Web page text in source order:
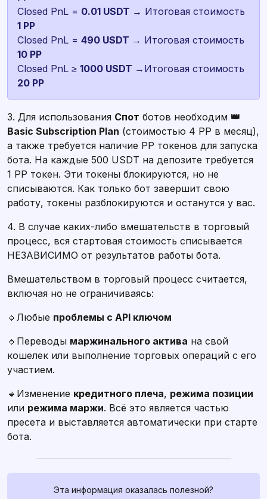
Closed PnL = 0.01 USDT → Итоговая стоимость
Closed PnL = 490 USDT → Итоговая стоимость
Closed PnL ≥ 1000 USDT →Итоговая стоимость
20 PP
3. Для использования Спот ботов необходим 👑
Basic Subscription Plan (стоимостью 4 PP в месяц),
а также требуется наличие PP токенов для запуска
бота. На каждые 500 USDT на депозите требуется
1 PP токен. Эти токены блокируются, но не
списываются. Как только бот завершит свою
работу, токены разблокируются и останутся у вас.
4. В случае каких-либо вмешательств в торговый
процесс, вся стартовая стоимость списывается
НЕЗАВИСИМО от результатов работы бота.
Вмешательством в торговый процесс считается,
включая но не ограничиваясь:
🔹Любые проблемы с API ключом
🔹Переводы маржинального актива на свой
кошелек или выполнение торговых операций с его
участием.
🔹Изменение кредитного плеча, режима позиции
или режима маржи. Всё это является частью
пресета и выставляется автоматически при старте
бота.
Эта информация оказалась полезной?
Если у вас есть какие-либо